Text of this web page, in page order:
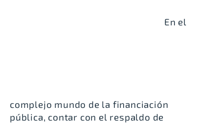
En el
complejo mundo de la financiación
pública, contar con el respaldo de